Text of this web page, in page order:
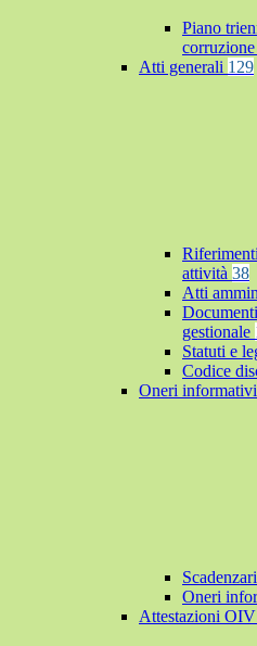
Piano
Atti generali 129
attività 38
Atti
gestionale
Statuti e
Codice
Oneri
Oneri
Attestazioni OIV